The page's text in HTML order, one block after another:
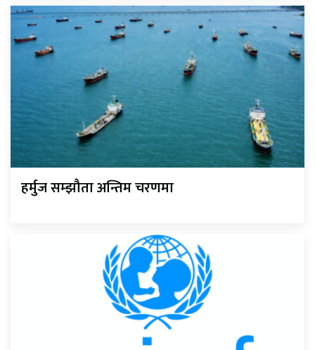
हर्मुज सम्झौता अन्तिम चरणमा